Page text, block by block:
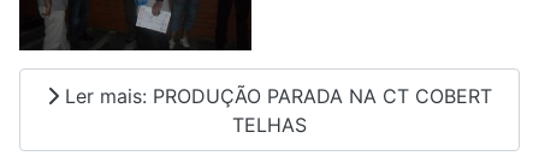
Ler mais: PRODUÇÃO PARADA NA CT COBERT
TELHAS